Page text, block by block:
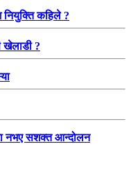
नियुक्ति कहिले ?
खेलाडी ?
नभए सशक्त आन्दोलन